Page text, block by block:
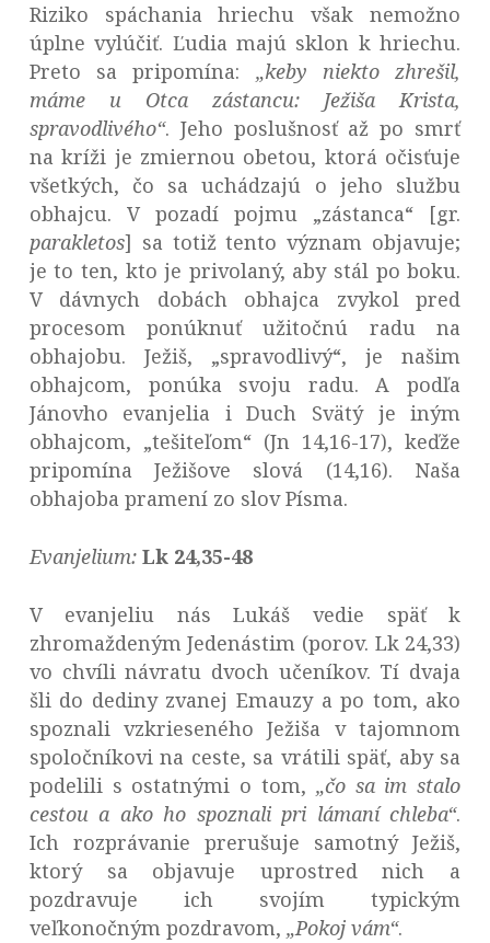
Riziko spáchania hriechu však nemožno
úplne vylúčiť. Ľudia majú sklon k hriechu.
Preto sa pripomína: „keby niekto zhrešil,
máme u Otca zástancu: Ježiša Krista,
spravodlivého“. Jeho poslušnosť až po smrť
na kríži je zmiernou obetou, ktorá očisťuje
všetkých, čo sa uchádzajú o jeho službu
obhajcu. V pozadí pojmu „zástanca“ [gr.
parakletos] sa totiž tento význam objavuje;
je to ten, kto je privolaný, aby stál po boku.
V dávnych dobách obhajca zvykol pred
procesom ponúknuť užitočnú radu na
obhajobu. Ježiš, „spravodlivý“, je našim
obhajcom, ponúka svoju radu. A podľa
Jánovho evanjelia i Duch Svätý je iným
obhajcom, „tešiteľom“ (Jn 14,16-17), keďže
pripomína Ježišove slová (14,16). Naša
obhajoba pramení zo slov Písma.
Evanjelium: Lk 24,35-48
V evanjeliu nás Lukáš vedie späť k
zhromaždeným Jedenástim (porov. Lk 24,33)
vo chvíli návratu dvoch učeníkov. Tí dvaja
šli do dediny zvanej Emauzy a po tom, ako
spoznali vzkrieseného Ježiša v tajomnom
spoločníkovi na ceste, sa vrátili späť, aby sa
podelili s ostatnými o tom, „čo sa im stalo
cestou a ako ho spoznali pri lámaní chleba“.
Ich rozprávanie prerušuje samotný Ježiš,
ktorý sa objavuje uprostred nich a
pozdravuje ich svojím typickým
veľkonočným pozdravom, „Pokoj vám“.